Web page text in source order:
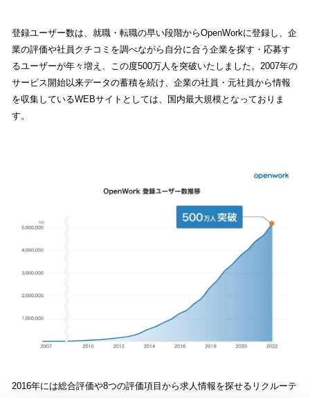
登録ユーザー数は、就職・転職の早い段階からOpenWorkに登録し、企
業の評価や社員クチコミを調べながら自分に合う企業を探す・応募す
るユーザーが年々増え、この度500万人を突破いたしました。2007年の
サービス開始以来データの蓄積を続け、企業の社員・元社員から情報
を収集しているWEBサイトとしては、国内最大規模となっておりま
す。
2016年には総合評価や8つの評価項目から求人情報を探せるリクルーテ